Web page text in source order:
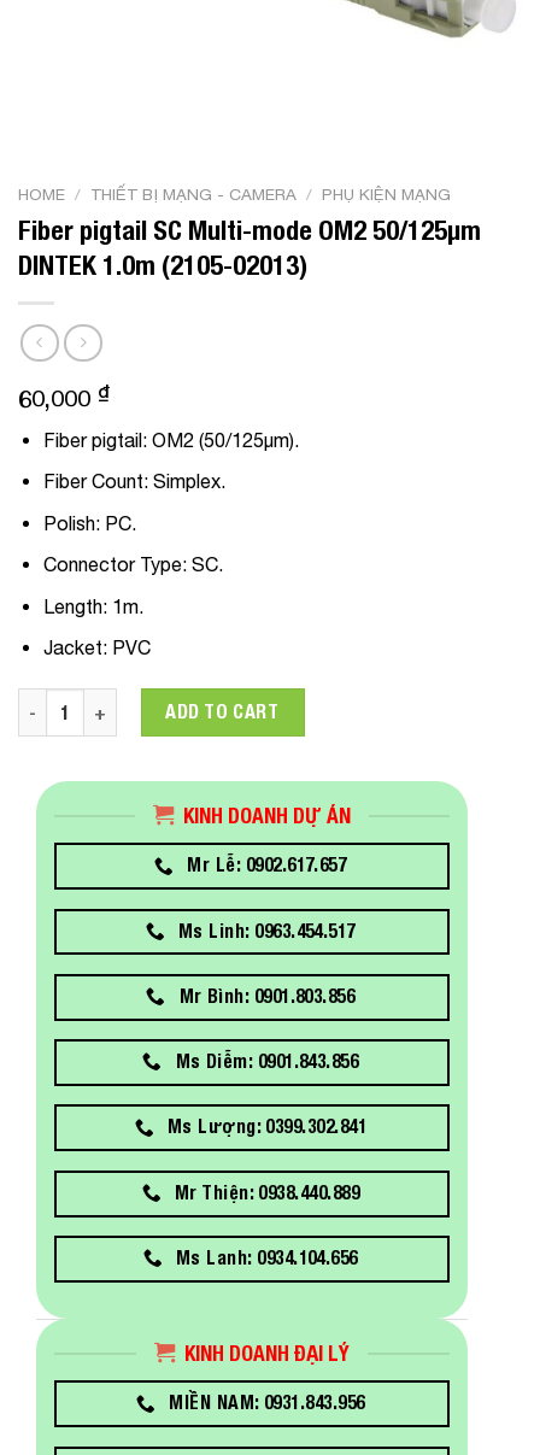
HOME / THIẾT BỊ MẠNG - CAMERA / PHỤ KIỆN MẠNG
Fiber pigtail SC Multi-mode OM2 50/125µm
DINTEK 1.0m (2105-02013)
60,000 ₫
Fiber pigtail: OM2 (50/125µm).
Fiber Count: Simplex.
Polish: PC.
Connector Type: SC.
Length: 1m.
Jacket: PVC
Fiber pigtail SC Multi-mode OM2 50/125µm DINTEK 1.0m
ADD TO CART
KINH DOANH DỰ ÁN
Mr Lễ: 0902.617.657
Ms Linh: 0963.454.517
Mr Bình: 0901.803.856
Ms Diễm: 0901.843.856
Ms Lượng: 0399.302.841
Mr Thiện: 0938.440.889
Ms Lanh: 0934.104.656
KINH DOANH ĐẠI LÝ
MIỀN NAM: 0931.843.956